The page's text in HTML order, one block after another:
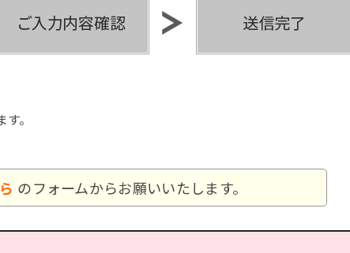
。
のフォームからお願いいたします。